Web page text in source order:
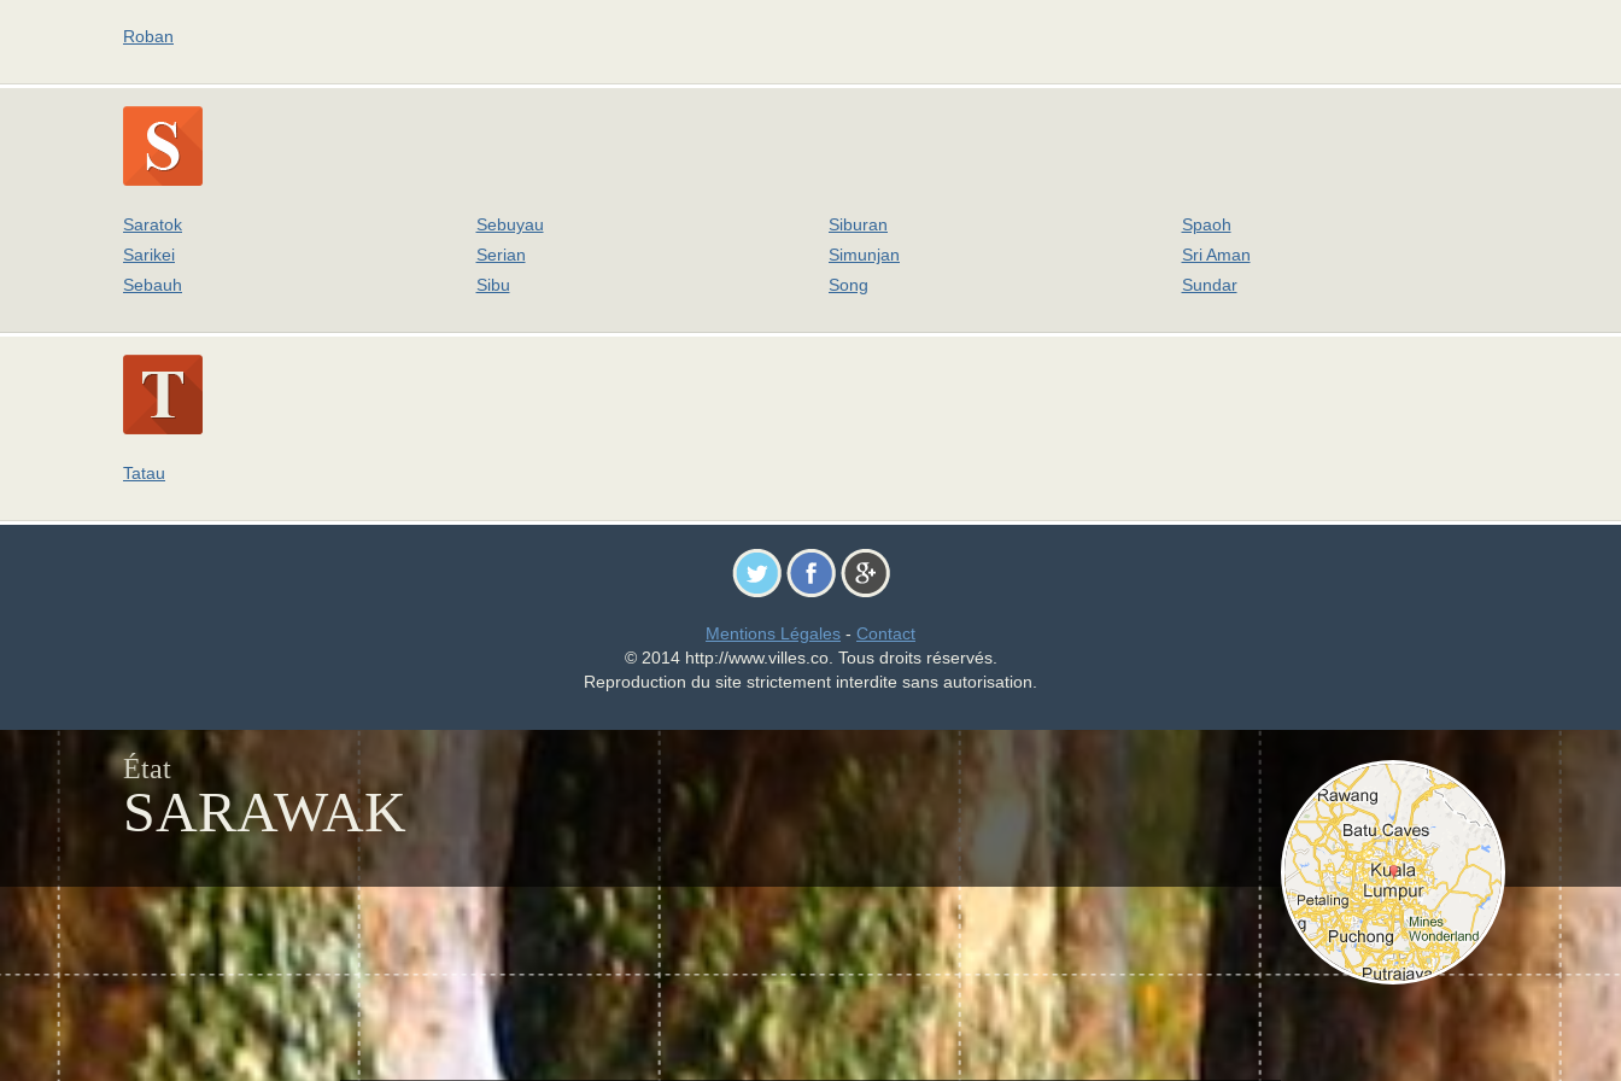
Roban
Saratok
Sarikei
Sebauh
Sebuyau
Serian
Sibu
Siburan
Simunjan
Song
Spaoh
Sri Aman
Sundar
Tatau
Mentions Légales - Contact
© 2014 http://www.villes.co. Tous droits réservés.
Reproduction du site strictement interdite sans autorisation.
État
SARAWAK